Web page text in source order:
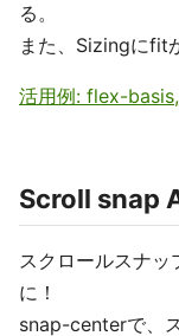
る。
また、Sizingにfit
活用例: flex-
Scroll snap
スクロールスナッ
に！
snap-centerで、